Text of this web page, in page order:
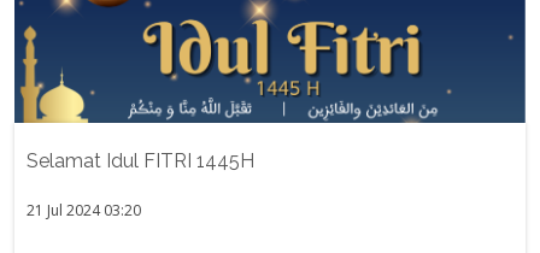
Selamat Idul FITRI 1445H
21 Jul 2024 03:20